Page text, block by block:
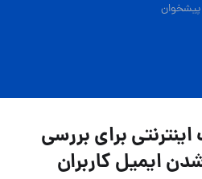
پیشخوان
برای بررسی
ایمیل کاربران